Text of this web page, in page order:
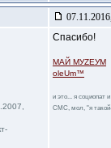
Спасибо!
МАЙ МУZЕУМ
oleUm™
и это... я социопат
СМС, мол, "я такой-